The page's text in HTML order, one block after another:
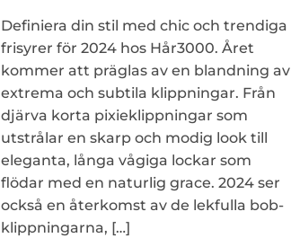
Definiera din stil med chic och trendiga
frisyrer för 2024 hos Hår3000. Året
kommer att präglas av en blandning av
extrema och subtila klippningar. Från
djärva korta pixieklippningar som
utstrålar en skarp och modig look till
eleganta, långa vågiga lockar som
flödar med en naturlig grace. 2024 ser
också en återkomst av de lekfulla bob-
klippningarna, […]